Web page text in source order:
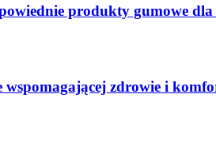
produkty gumowe dla
zdrowie i